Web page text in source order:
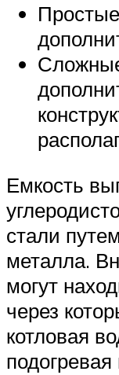
Емкость
стали
металла.
могут
через
котловая